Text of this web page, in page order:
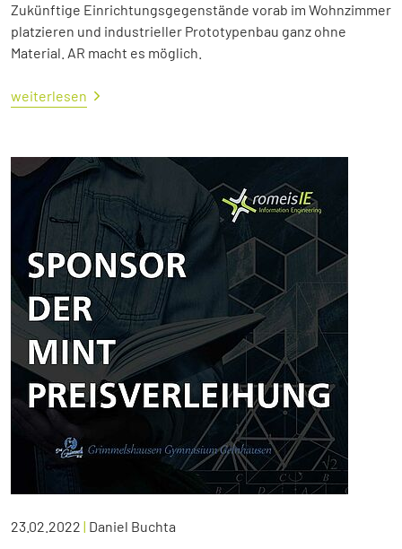
Zukünftige Einrichtungsgegenstände vorab im Wohnzimmer
platzieren und industrieller Prototypenbau ganz ohne
Material. AR macht es möglich.
weiterlesen
23.02.2022 | Daniel Buchta